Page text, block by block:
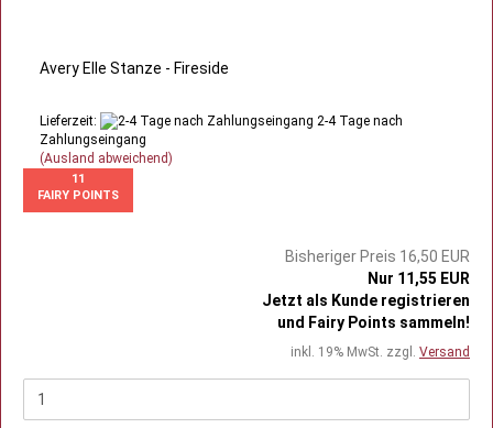
Avery Elle Stanze - Fireside
Lieferzeit:
2-4 Tage nach
Zahlungseingang
(Ausland abweichend)
11
FAIRY POINTS
Bisheriger Preis 16,50 EUR
Nur 11,55 EUR
Jetzt als Kunde registrieren
und Fairy Points sammeln!
inkl. 19% MwSt. zzgl. Versand